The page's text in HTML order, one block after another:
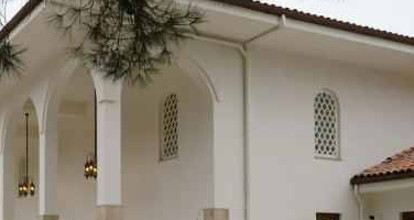
Kayseri
Kırklareli
Kırşehir
Kocaeli
Konya